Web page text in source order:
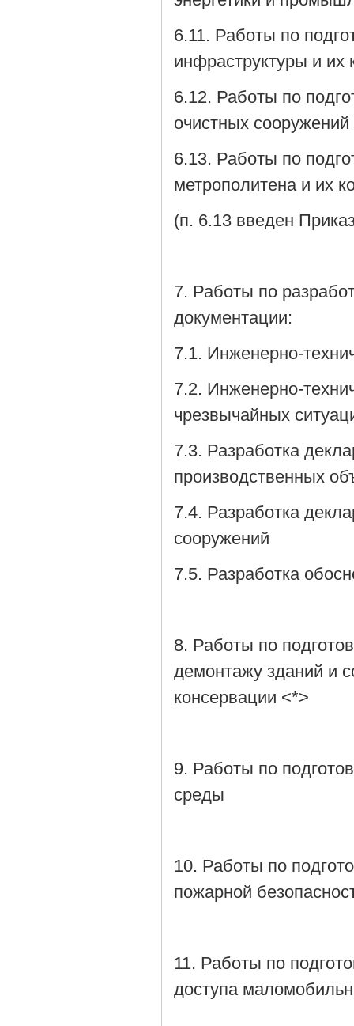
6.11. Работы по
инфраструктуры и их
6.12. Работы по
очистных
6.13. Работы по
метрополитена и их
(п. 6.13 введен
7. Работы по
документации:
7.1. Инженерно-
7.2. Инженерно-
чрезвычайных
7.3. Разработка
производственных
7.4. Разработка
сооружений
7.5. Разработка
8. Работы по
демонтажу зданий и
консервации <*>
9. Работы по
среды
10. Работы по
пожарной
11. Работы по
доступа